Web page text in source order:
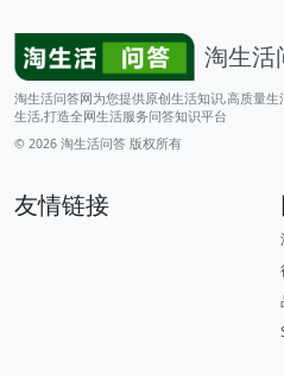
淘生活
淘生活问答网为您提供原创生活知识,高质量
生活,打造全网生活服务问答知识平台
© 2026 淘生活问答 版权所有
友情链接